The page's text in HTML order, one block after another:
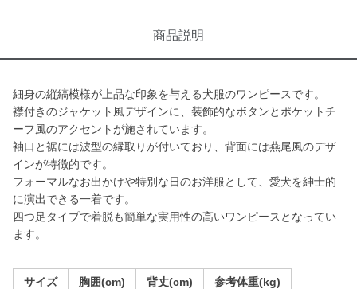
商品説明
細身の縦縞模様が上品な印象を与える犬服のワンピースです。
襟付きのジャケット風デザインに、装飾的なボタンとポケットチ
ーフ風のアクセントが施されています。
袖口と裾には波型の縁取りが付いており、背面には燕尾風のデザ
インが特徴的です。
フォーマルなお出かけや特別な日のお洋服として、愛犬を紳士的
に演出できる一着です。
四つ足タイプで着脱も簡単な実用性の高いワンピースとなってい
ます。
サイズ 胸囲(cm) 背丈(cm) 参考体重(kg)